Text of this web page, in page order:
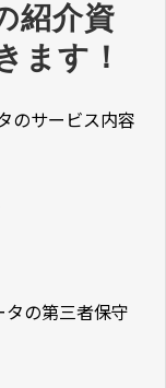
紹介資
ます！
のサービス内容
の第三者保守